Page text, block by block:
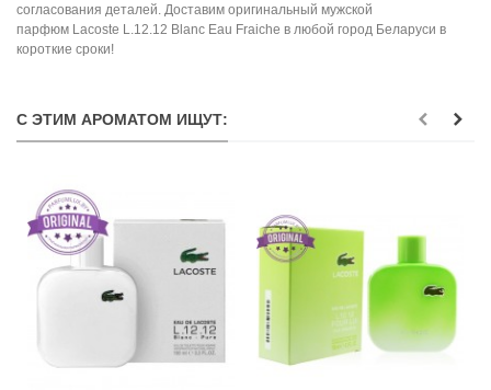
согласования деталей. Доставим оригинальный мужской
парфюм Lacoste L.12.12 Blanc Eau Fraiche в любой город Беларуси в
короткие сроки!
С ЭТИМ АРОМАТОМ ИЩУТ: